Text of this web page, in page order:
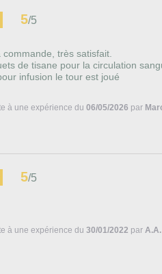
5/5
très satisfait.
de tisane pour la circulation
infusion le tour est joué
à une expérience du 06/05/2026 par
5/5
à une expérience du 30/01/2022 par A.A.